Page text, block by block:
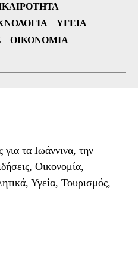
ΥΓΕΊΑ
ΟΙΚΟΝΟΜΊΑ
για τα Ιωάννινα, την
Οικονομία,
Υγεία, Τουρισμός,